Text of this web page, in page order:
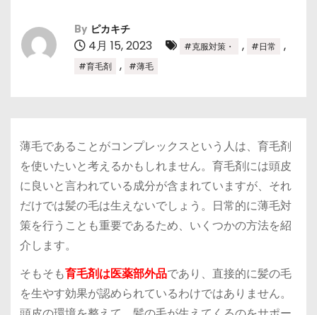
By ピカキチ
4月 15, 2023 #克服対策・ , #日常 ,
#育毛剤 , #薄毛
薄毛であることがコンプレックス という人は、育毛剤
を使いたいと考えるかもしれません。育毛剤には頭皮
に良いと言われている成分が含まれていますが、それ
だけでは髪の毛は生えないでしょう。日常的に薄毛対
策を行うことも重要であるため、いくつかの方法を紹
介します。
そもそも育毛剤は医薬部外品であり、直接的に髪の毛
を生やす効果が認められているわけではありません。